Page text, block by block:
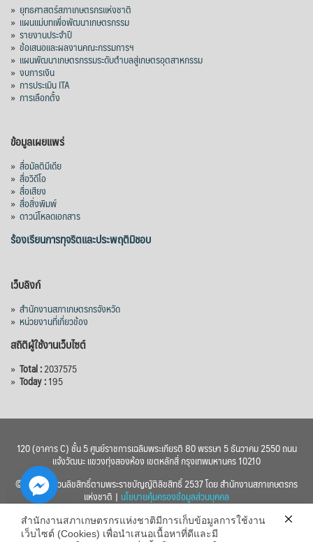
» ยุทธศาสตร์สภาเกษตรกรแห่งชาติ
» แผนแม่บทเพื่อพัฒนาเกษตรกรรม
» รายงานประจำปี
» ข้อเสนอและผลงานคณะกรรมการฯ
» แผนพัฒนาเกษตรกรรมระดับตำบลสู่เกษตรอุตสาหกรรม
» งบการเงิน
» การประเมิน ITA
» การเลือกตั้ง
ข้อมูลเผยแพร่
» สื่อมัลติมีเดีย
» สื่อวิดีโอ
» สื่อเสียง
» สื่อสิ่งพิมพ์
» ดาวน์โหลดเอกสาร
ร้องเรียนการทุจริตและประพฤติมิชอบ
เว็บลิงก์
» สำนักงานสภาเกษตรกรจังหวัด
» หน่วยงานที่เกี่ยวข้อง
สถิติผู้ใช้งานเว็บไซต์
» Total :2037575
» Today :195
120 (อาคาร C) ชั้น 5 ศูนย์ราชการเฉลิมพระเกียรติ 80 พรรษา 5 ธันวาคม 2550 ถนน
แจ้งวัฒนะ แขวงทุ่งสองห้อง เขตหลักสี่ กรุงเทพมหานคร 10210
© 2560 สงวนลิขสิทธิ์ตามพระราชบัญญัติลิขสิทธิ์ 2537 โดย สำนักงานสภาเกษตรกร
แห่งชาติ | นโยบายคุ้มครองข้อมูลส่วนบุคคล
สำนักงานสภาเกษตรกรแห่งชาติมีการเก็บข้อมูลการใช้งาน
เว็บไซต์ (Cookies) เพื่อนำเสนอเนื้อหาที่ดีและมี